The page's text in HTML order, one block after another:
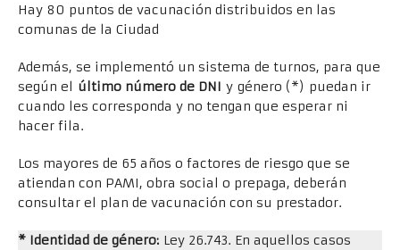
Hay 80 puntos de vacunación distribuidos en las
comunas de la Ciudad
Además, se implementó un sistema de turnos, para que
según el último número de DNI y género (*) puedan ir
cuando les corresponda y no tengan que esperar ni
hacer fila.
Los mayores de 65 años o factores de riesgo que se
atiendan con PAMI, obra social o prepaga, deberán
consultar el plan de vacunación con su prestador.
* Identidad de género: Ley 26.743. En aquellos casos